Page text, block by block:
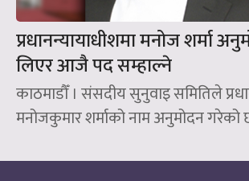
प्रधानन्यायाधीशमा मनोज शर्मा
लिएर आजै पद सम्हाल्ने
काठमाडौँ । संसदीय सुनुवाइ समितिले
मनोजकुमार शर्माको नाम अनुमोदन